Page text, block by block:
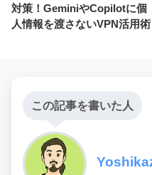
対策！GeminiやCopilotに個
人情報を渡さないVPN活用術
この記事を書いた人